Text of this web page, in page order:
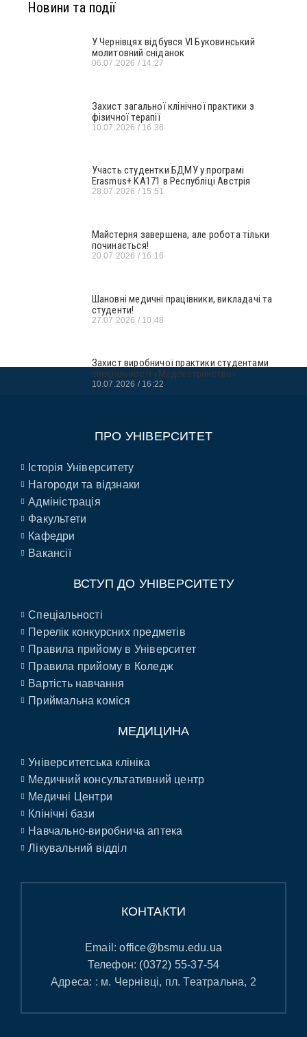
Новини та події
У Чернівцях відбувся VI Буковинський
молитовний сніданок
06.07.2026 14:27
Захист загальної клінічної практики з
фізичної терапії
10.07.2026 16:36
Участь студентки БДМУ у програмі
Erasmus+ KA171 в Республіці Австрія
28.07.2026 15:51
Майстерня завершена, але робота тільки
починається!
20.07.2026 16:16
Шановні медичні працівники, викладачі та
студенти!
27.07.2026 10:48
Захист виробничої практики студентами
спеціальності «Медсестринство»
10.07.2026 16:22
ПРО УНІВЕРСИТЕТ
Історія Університету
Нагороди та відзнаки
Адміністрація
Факультети
Кафедри
Вакансії
ВСТУП ДО УНІВЕРСИТЕТУ
Спеціальності
Перелік конкурсних предметів
Правила прийому в Університет
Правила прийому в Коледж
Вартість навчання
Приймальна коміся
МЕДИЦИНА
Університетська клініка
Медичний консультативний центр
Медичні Центри
Клінічні бази
Навчально-виробнича аптека
Лікувальний відділ
КОНТАКТИ
Email:office@bsmu.edu.ua
Телефон: (0372) 55-37-54
Адреса: : м. Чернівці, пл. Театральна, 2